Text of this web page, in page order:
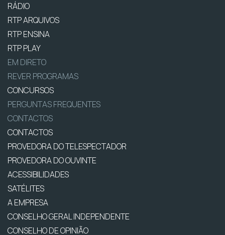
RÁDIO
RTP ARQUIVOS
RTP ENSINA
RTP PLAY
EM DIRETO
REVER PROGRAMAS
CONCURSOS
PERGUNTAS FREQUENTES
CONTACTOS
CONTACTOS
PROVEDORA DO TELESPECTADOR
PROVEDORA DO OUVINTE
ACESSIBILIDADES
SATÉLITES
A EMPRESA
CONSELHO GERAL INDEPENDENTE
CONSELHO DE OPINIÃO